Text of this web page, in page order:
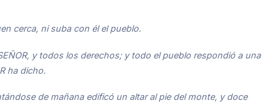
cerca, ni suba con él el pueblo.
y todos los derechos; y todo el pueblo respondió a una
ha dicho.
de mañana edificó un altar al pie del monte, y doce